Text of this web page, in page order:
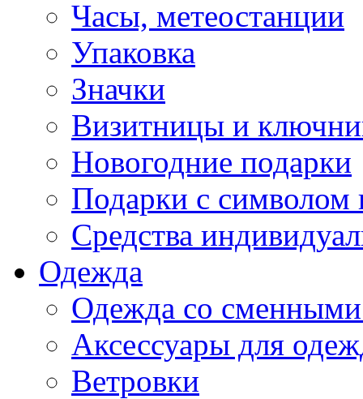
Часы, метеостанции
Упаковка
Значки
Визитницы и
Новогодние подарки
Подарки с символом
Средства
Одежда
Одежда со сменными
Аксессуары для
Ветровки